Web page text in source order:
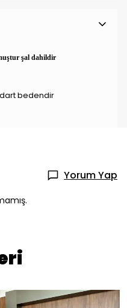
şal dahildir
bedendir
Yorum Yap